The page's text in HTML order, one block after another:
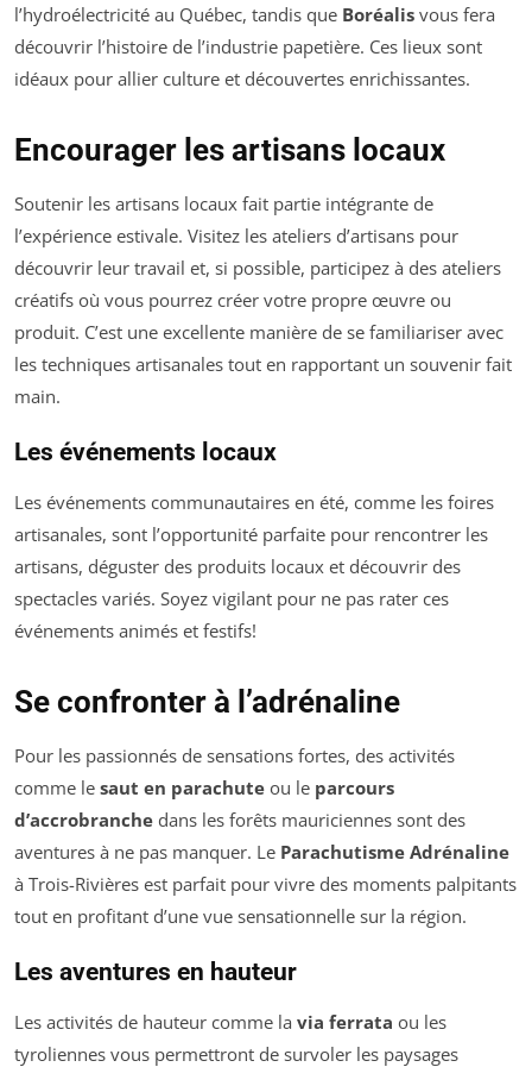
l’hydroélectricité au Québec, tandis que Boréalis vous fera
découvrir l’histoire de l’industrie papetière. Ces lieux sont
idéaux pour allier culture et découvertes enrichissantes.
Encourager les artisans locaux
Soutenir les artisans locaux fait partie intégrante de
l’expérience estivale. Visitez les ateliers d’artisans pour
découvrir leur travail et, si possible, participez à des ateliers
créatifs où vous pourrez créer votre propre œuvre ou
produit. C’est une excellente manière de se familiariser avec
les techniques artisanales tout en rapportant un souvenir fait
main.
Les événements locaux
Les événements communautaires en été, comme les foires
artisanales, sont l’opportunité parfaite pour rencontrer les
artisans, déguster des produits locaux et découvrir des
spectacles variés. Soyez vigilant pour ne pas rater ces
événements animés et festifs!
Se confronter à l’adrénaline
Pour les passionnés de sensations fortes, des activités
comme le saut en parachute ou le parcours
d’accrobranche dans les forêts mauriciennes sont des
aventures à ne pas manquer. Le Parachutisme Adrénaline
à Trois-Rivières est parfait pour vivre des moments palpitants
tout en profitant d’une vue sensationnelle sur la région.
Les aventures en hauteur
Les activités de hauteur comme la via ferrata ou les
tyroliennes vous permettront de survoler les paysages